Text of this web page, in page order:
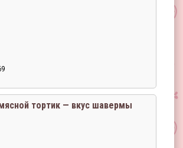
тортик — вкус шавермы